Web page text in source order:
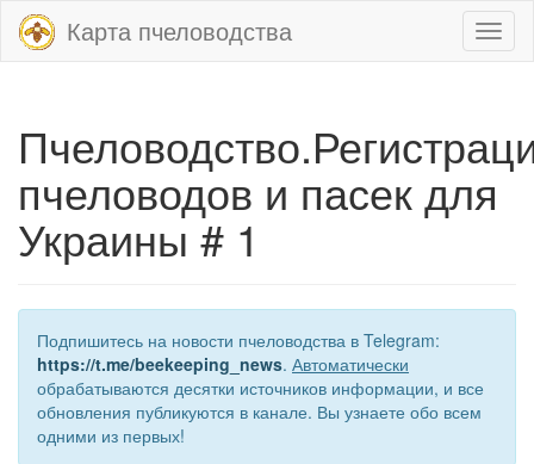
Карта пчеловодства
пчеловодов и пасек для
Украины # 1
Подпишитесь на новости пчеловодства в Telegram:
https://t.me/beekeeping_news. Автоматически
обрабатываются десятки источников информации, и все
обновления публикуются в канале. Вы узнаете обо всем
одними из первых!